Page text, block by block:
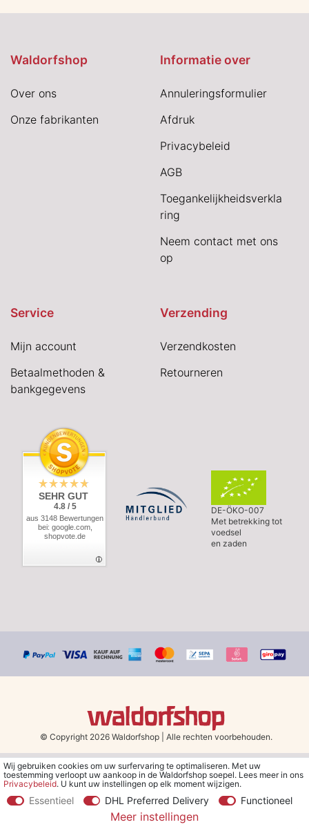
Waldorfshop
Over ons
Onze fabrikanten
Informatie over
Annuleringsformulier
Afdruk
Privacybeleid
AGB
Toegankelijkheidsverkla
ring
Neem contact met ons
op
Service
Mijn account
Betaalmethoden &
bankgegevens
Verzending
Verzendkosten
Retourneren
SEHR GUT
4.8 / 5
aus 3148 Bewertungen
bei: google.com,
shopvote.de
DE-ÖKO-007
Met betrekking tot
voedsel
en zaden
© Copyright 2026 Waldorfshop Alle rechten voorbehouden.
*Gratis verzending in Nederland en België vanaf 79 euro bij het
kiezen van de verzendmethode "DHL - Besparing op
**Je ontvangt de kortingsbon van € 5 per e-mail nadat je je hebt
Wij gebruiken cookies om uw surfervaring te optimaliseren. Met uw
toestemming verloopt uw aankoop in de Waldorfshop soepel. Lees meer in ons
Privacybeleid. U kunt uw instellingen op elk moment wijzigen.
Essentieel DHL Preferred Delivery Functioneel
Meer instellingen